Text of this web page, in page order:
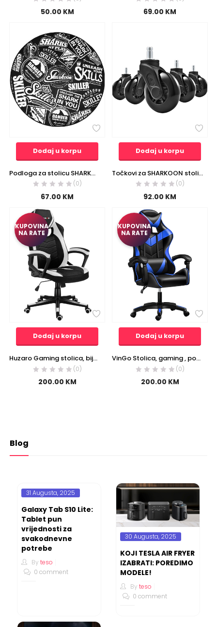
50.00 KM 69.00 KM
Dodaj u korpu
Podloga za stolicu SHARKOON SKILLER SFM10
(0)
67.00 KM
Dodaj u korpu
Točkovi za SHARKOON stolice SKILLER, ELBRUS, SW10
(0)
92.00 KM
KUPOVINA
NA RATE
Dodaj u korpu
Huzaro Gaming stolica, bijelo / crna – Force 2.5 White Mesh
(0)
200.00 KM
KUPOVINA
NA RATE
Dodaj u korpu
VinGo Stolica, gaming , podesiva visina – Stolica 2023-1, plava
(0)
200.00 KM
Blog
31 Augusta, 2025
Galaxy Tab S10 Lite:
Tablet pun
vrijednosti za
svakodnevne
potrebe
By teso
0 comment
30 Augusta, 2025
KOJI TESLA AIR FRYER
IZABRATI: POREDIMO
MODELE!
By teso
0 comment